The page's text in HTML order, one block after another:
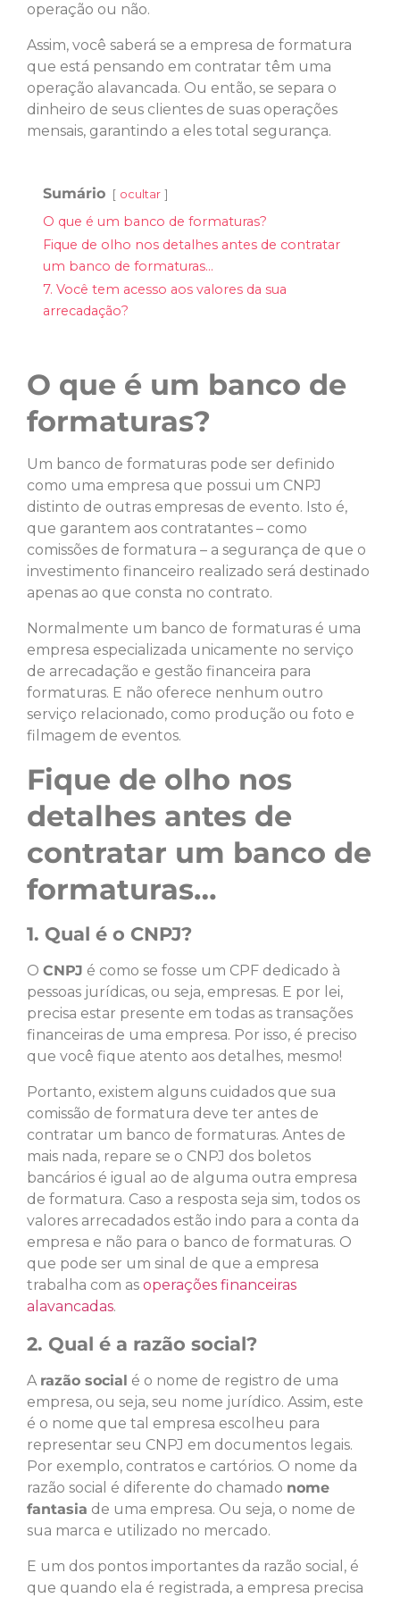
operação ou não.
Assim, você saberá se a empresa de formatura
que está pensando em contratar têm uma
operação alavancada. Ou então, se separa o
dinheiro de seus clientes de suas operações
mensais, garantindo a eles total segurança.
Sumário ocultar
O que é um banco de formaturas?
Fique de olho nos detalhes antes de contratar
um banco de formaturas…
7. Você tem acesso aos valores da sua
arrecadação?
O que é um banco de
formaturas?
Um banco de formaturas pode ser definido
como uma empresa que possui um CNPJ
distinto de outras empresas de evento. Isto é,
que garantem aos contratantes – como
comissões de formatura – a segurança de que o
investimento financeiro realizado será destinado
apenas ao que consta no contrato.
Normalmente um banco de formaturas é uma
empresa especializada unicamente no serviço
de arrecadação e gestão financeira para
formaturas. E não oferece nenhum outro
serviço relacionado, como produção ou foto e
filmagem de eventos.
Fique de olho nos
detalhes antes de
contratar um banco de
formaturas…
1. Qual é o CNPJ?
O CNPJ é como se fosse um CPF dedicado à
pessoas jurídicas, ou seja, empresas. E por lei,
precisa estar presente em todas as transações
financeiras de uma empresa. Por isso, é preciso
que você fique atento aos detalhes, mesmo!
Portanto, existem alguns cuidados que sua
comissão de formatura deve ter antes de
contratar um banco de formaturas. Antes de
mais nada, repare se o CNPJ dos boletos
bancários é igual ao de alguma outra empresa
de formatura. Caso a resposta seja sim, todos os
valores arrecadados estão indo para a conta da
empresa e não para o banco de formaturas. O
que pode ser um sinal de que a empresa
trabalha com as operações financeiras
alavancadas.
2. Qual é a razão social?
A razão social é o nome de registro de uma
empresa, ou seja, seu nome jurídico. Assim, este
é o nome que tal empresa escolheu para
representar seu CNPJ em documentos legais.
Por exemplo, contratos e cartórios. O nome da
razão social é diferente do chamado nome
fantasia de uma empresa. Ou seja, o nome de
sua marca e utilizado no mercado.
E um dos pontos importantes da razão social, é
que quando ela é registrada, a empresa precisa